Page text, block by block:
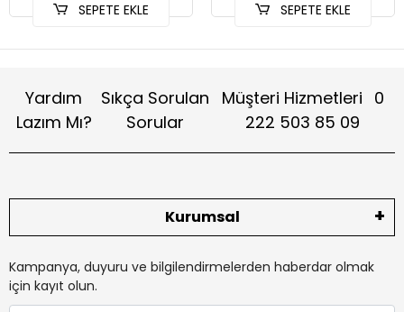
SEPETE EKLE SEPETE EKLE
Yardım
Lazım Mı?
Sıkça Sorulan
Sorular
Müşteri Hizmetleri 0
222 503 85 09
Kurumsal
Kampanya, duyuru ve bilgilendirmelerden haberdar olmak
için kayıt olun.